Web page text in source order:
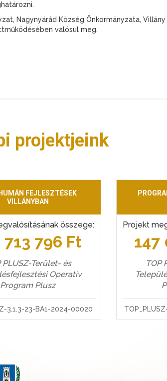
Nagynyárád Község Önkormányzata,
valósul meg.
projektjeink
FEJLESZTÉSEK
VILLÁNYBAN
összege:
713 796 Ft
PLUSZ-Terület- és
Operatív
Program Plusz
3.1.3-23-BA1-2024-00020
Projekt
147
TOP